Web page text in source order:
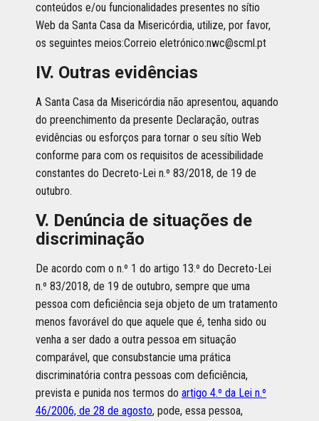
conteúdos e/ou funcionalidades presentes no sítio
Web da Santa Casa da Misericórdia, utilize, por favor,
os seguintes meios:Correio eletrónico:nwc@scml.pt
IV. Outras evidências
A Santa Casa da Misericórdia não apresentou, aquando
do preenchimento da presente Declaração, outras
evidências ou esforços para tornar o seu sítio Web
conforme para com os requisitos de acessibilidade
constantes do Decreto-Lei n.º 83/2018, de 19 de
outubro.
V. Denúncia de situações de
discriminação
De acordo com o n.º 1 do artigo 13.º do Decreto-Lei
n.º 83/2018, de 19 de outubro, sempre que uma
pessoa com deficiência seja objeto de um tratamento
menos favorável do que aquele que é, tenha sido ou
venha a ser dado a outra pessoa em situação
comparável, que consubstancie uma prática
discriminatória contra pessoas com deficiência,
prevista e punida nos termos do artigo 4.º da Lei n.º
46/2006, de 28 de agosto, pode, essa pessoa,